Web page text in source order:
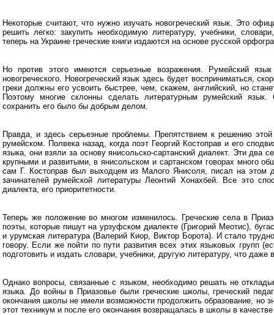
Некоторые считают, что нужно изучать новогреческий язык. Это
решить легко: закупить необходимую литературу, учебники,
теперь на Украине греческие книги издаются на основе русской
Но против этого имеются серьезные возражения. Румейский
новогреческого. Новогреческий язык здесь будет восприниматься,
греки должны его усвоить быстрее, чем, скажем, английский, но
Поэтому многие склонны сделать литературным румейский
сохранить его было бы добрым делом.
Правда, и здесь серьезные проблемы. Препятствием к решению
румейском. Полвека назад, когда поэт Георгий Костоправ и его
языка, они взяли за основу янисольско-сартанский диалект. Эти
крупными и развитыми, в янисольском и сартанском говорах много
сам Г. Костоправ был выходцем из Малого Янисоля, писал на этом
зачинателей румейской литературы Леонтий Хонахбей. Все это
диалекта, его приоритетности.
Теперь же положение во многом изменилось. Греческие села в
поэты, которые пишут на урзуфском диалекте (Григорий Меотис),
и урумская литература (Валерий Киор, Виктор Борота). И стало
говору. Если же пойти по пути развития всех этих языковых групп
подготовить и издать словари, учебники, другую литературу, что даже
Однако вопросы, связанные с языком, необходимо решать не
языка. До войны в Приазовье были греческие школы, греческий
окончания школы не имели возможности продолжить образование, но
этот техникум и после его окончания возвращалась в школы в